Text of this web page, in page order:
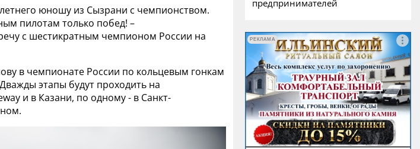
юношу из Сызрани с чемпионством.
пилотам только побед! –
с шестикратным чемпионом России на
в чемпионате России по кольцевым гонкам
этапы будут проходить на
и в Казани, по одному - в Санкт-
предпринимателей
РЕКЛАМА